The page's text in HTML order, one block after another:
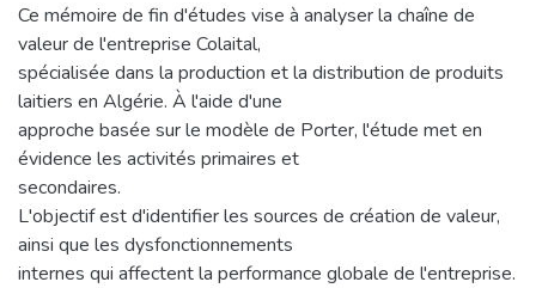
Ce mémoire de fin d'études vise à analyser la chaîne de
valeur de l'entreprise Colaital,
spécialisée dans la production et la distribution de produits
laitiers en Algérie. À l'aide d'une
approche basée sur le modèle de Porter, l'étude met en
évidence les activités primaires et
secondaires.
L'objectif est d'identifier les sources de création de valeur,
ainsi que les dysfonctionnements
internes qui affectent la performance globale de l'entreprise.